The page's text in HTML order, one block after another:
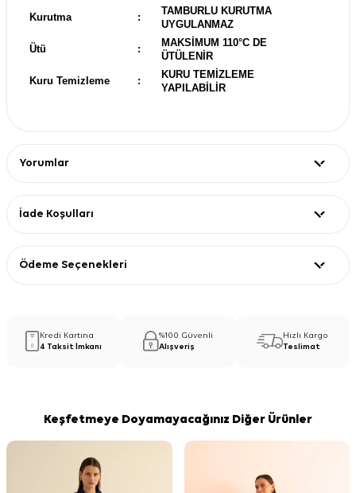
Kurutma :
TAMBURLU KURUTMA
UYGULANMAZ
Ütü :
MAKSİMUM 110°C DE
ÜTÜLENİR
Kuru Temizleme :
KURU TEMİZLEME
YAPILABİLİR
Yorumlar
İade Koşulları
Ödeme Seçenekleri
Kredi Kartına
4 Taksit İmkanı
%100 Güvenli
Alışveriş
Hızlı Kargo
Teslimat
Keşfetmeye Doyamayacağınız Diğer Ürünler